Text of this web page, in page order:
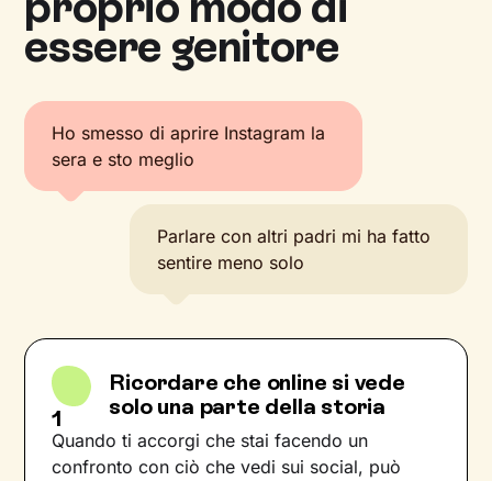
essere genitore
Ho smesso di aprire Instagram la
sera e sto meglio
Parlare con altri padri mi ha fatto
sentire meno solo
1
Ricordare che online si vede
solo una parte della storia
Quando ti accorgi che stai facendo un
confronto con ciò che vedi sui social, può